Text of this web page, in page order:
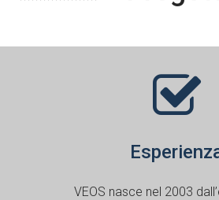
VEOS nasce nel 2003